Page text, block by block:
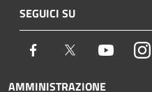
SEGUICI SU
Facebook Twitter Youtube
AMMINISTRAZIONE